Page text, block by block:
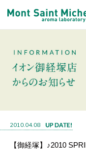
2010.04.08
【御経塚】♪2010